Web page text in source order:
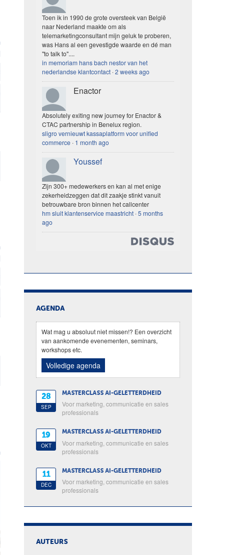
Toen ik in 1990 de grote oversteek van België
naar Nederland maakte om als
telemarketingconsultant mijn geluk te proberen,
was Hans al een gevestigde waarde en dé man
"to talk to"....
in memoriam hans bach nestor van het
nederlandse klantcontact ·2 weeks ago
Enactor
Absolutely exiting new journey for Enactor &
CTAC partnership in Benelux region.
sligro vernieuwt kassaplatform voor unified
commerce · 1 month ago
Youssef
Zijn 300+ medewerkers en kan al met enige
zekerheidzeggen dat dit zaakje stinkt vanuit
betrouwbare bron binnen het callcenter
hm sluit klantenservice maastricht ·5 months
ago
AGENDA
Wat mag u absoluut niet missen!? Een overzicht
van aankomende evenementen, seminars,
workshops etc.
Volledige agenda
28
SEP
MASTERCLASS AI-GELETTERDHEID
Voor marketing, communicatie en sales
professionals
19
OKT
MASTERCLASS AI-GELETTERDHEID
Voor marketing, communicatie en sales
professionals
11
DEC
MASTERCLASS AI-GELETTERDHEID
Voor marketing, communicatie en sales
professionals
AUTEURS